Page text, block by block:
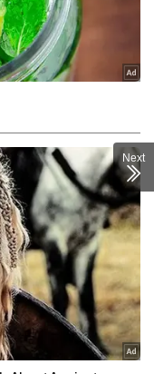
Next